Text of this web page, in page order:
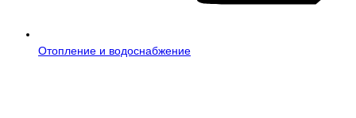
Отопление и водоснабжение